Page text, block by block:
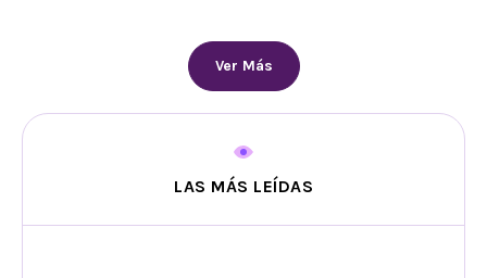
Ver Más
LAS MÁS LEÍDAS